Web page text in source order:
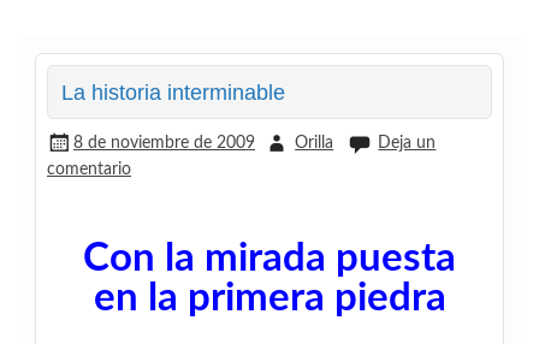
La historia interminable
8 de noviembre de 2009 Orilla
Deja un
comentario
Con la mirada puesta
en la primera piedra